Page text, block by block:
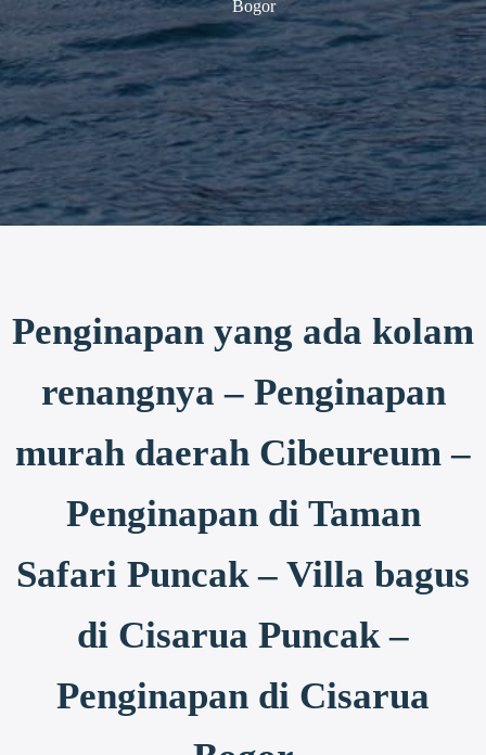
Bogor
Penginapan yang ada kolam
renangnya – Penginapan
murah daerah Cibeureum –
Penginapan di Taman
Safari Puncak – Villa bagus
di Cisarua Puncak –
Penginapan di Cisarua